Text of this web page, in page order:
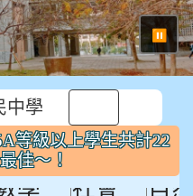
⏸
中學
等級以上學生共計22
佳～！
考5A等級以上
縣最佳～！
學 社會 自